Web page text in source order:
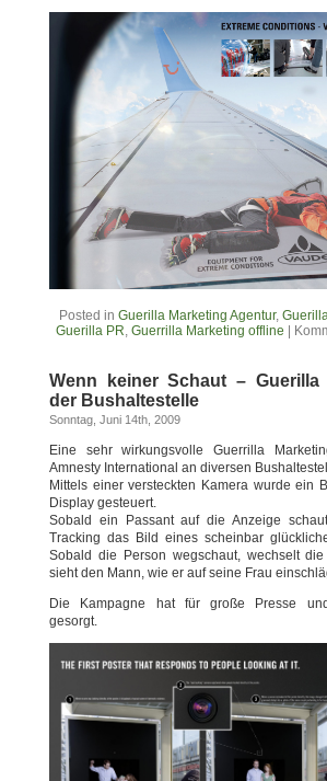
Posted in Guerilla Marketing Agentur,
Guerilla PR, Guerrilla Marketing offline
Wenn keiner Schaut – Guerilla
der Bushaltestelle
Sonntag, Juni 14th, 2009
Eine sehr wirkungsvolle Guerrilla
Amnesty International an diversen
Mittels einer versteckten Kamera wurde ein
Display gesteuert.
Sobald ein Passant auf die Anzeige
Tracking das Bild eines scheinbar
Sobald die Person wegschaut, wechselt
sieht den Mann, wie er auf seine Frau
Die Kampagne hat für große Presse
gesorgt.